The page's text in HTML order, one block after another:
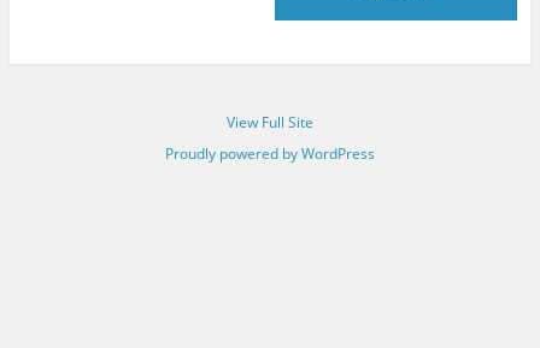
View Full Site
Proudly powered by WordPress